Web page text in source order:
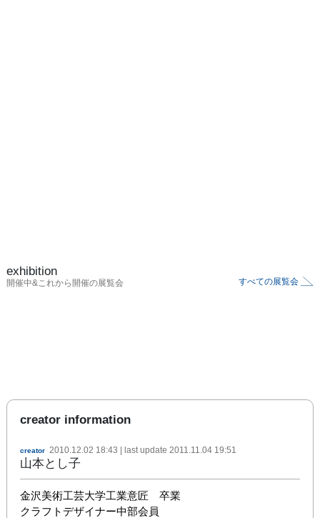
exhibition
開催中&これから開催の展覧会 すべての展覧会
creator information
creator 2010.12.02 18:43 | last update 2011.11.04 19:51
山本とし子
金沢美術工芸大学工業意匠　卒業
クラフトデザイナー中部会員